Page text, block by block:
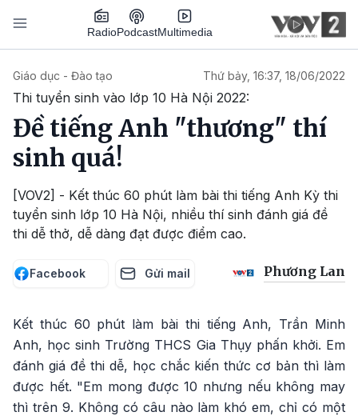
Nhảy đến nội dung
RadioPodcastMultimedia
Giáo dục - Đào tạo Thứ bảy, 16:37, 18/06/2022
Thi tuyển sinh vào lớp 10 Hà Nội 2022:
Đề tiếng Anh "thương" thí
sinh quá!
[VOV2] - Kết thúc 60 phút làm bài thi tiếng Anh Kỳ thi
tuyển sinh lớp 10 Hà Nội, nhiều thí sinh đánh giá đề
thi dễ thở, dễ dàng đạt được điểm cao.
Facebook Gửi mail Phương Lan
Kết thúc 60 phút làm bài thi tiếng Anh, Trần Minh
Anh, học sinh Trường THCS Gia Thụy phấn khởi. Em
đánh giá đề thi dễ, học chắc kiến thức cơ bản thì làm
được hết. "Em mong được 10 nhưng nếu không may
thì trên 9. Không có câu nào làm khó em, chỉ có một